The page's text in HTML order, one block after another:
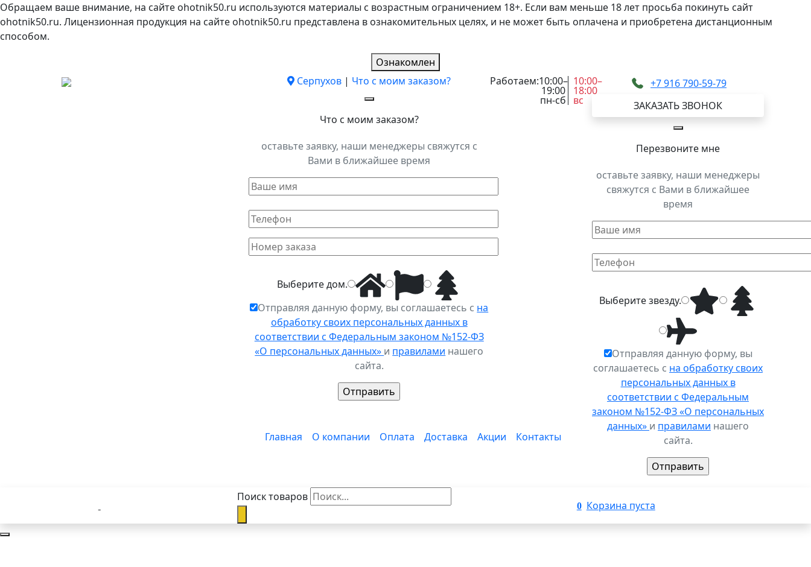
Обращаем ваше внимание, на сайте ohotnik50.ru используются материалы с возрастным ограничением 18+. Если вам меньше 18 лет просьба покинуть сайт
ohotnik50.ru. Лицензионная продукция на сайте ohotnik50.ru представлена в ознакомительных целях, и не может быть оплачена и приобретена дистанционным
способом.
Ознакомлен
Серпухов | Что с моим заказом?
Что с моим заказом?
оставьте заявку, наши менеджеры свяжутся с
Вами в ближайшее время
Выберитедом.
Отправляя данную форму, вы соглашаетесь с на
обработку своих персональных данных в
соответствии с Федеральным законом №152-ФЗ
«О персональных данных» и правилами нашего
сайта.
Работаем:10:00–
19:00
пн-сб
10:00–
18:00
вс
Главная О компании Оплата Доставка Акции Контакты
+7 916 790-59-79
ЗАКАЗАТЬ ЗВОНОК
Перезвоните мне
оставьте заявку, наши менеджеры
свяжутся с Вами в ближайшее
время
Выберитезвезду.
Отправляя данную форму, вы
соглашаетесь с на обработку своих
персональных данных в
соответствии с Федеральным
законом №152-ФЗ «О персональных
данных» и правилами нашего
сайта.
Поиск товаров
0 Корзина пуста